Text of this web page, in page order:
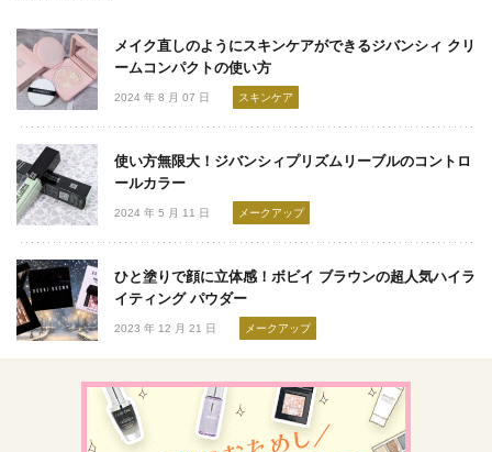
メイク直しのようにスキンケアができるジバンシィ クリ
ームコンパクトの使い方
2024 年 8 月 07 日 スキンケア
使い方無限大！ジバンシィプリズムリーブルのコントロ
ールカラー
2024 年 5 月 11 日 メークアップ
ひと塗りで顔に立体感！ボビイ ブラウンの超人気ハイラ
イティング パウダー
2023 年 12 月 21 日 メークアップ